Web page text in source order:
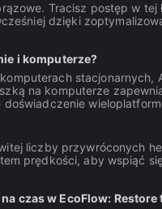
Tracisz postęp w tej
dzięki
i komputerze?
na komputerze
liczby przywróconych
prędkości, aby wspiąć
czas w EcoFlow: Restore